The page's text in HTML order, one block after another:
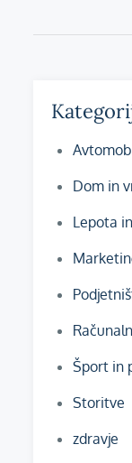
Dom in
Lepota
Šport in
Storitve
zdravje